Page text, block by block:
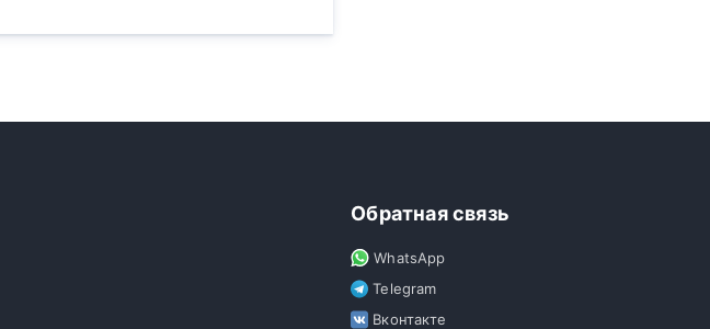
Обратная связь
WhatsApp
Telegram
Вконтакте